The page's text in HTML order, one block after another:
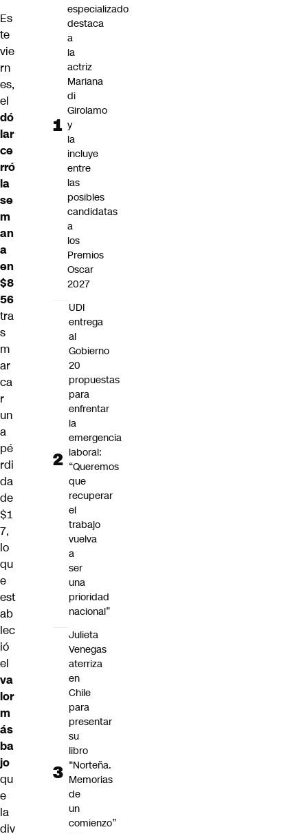
Es
te
vie
rn
es,
el
dó
lar
ce
rró
la
se
m
an
a
en
$8
56
tra
s
m
ar
ca
r
un
a
pé
rdi
da
de
$1
7,
lo
qu
e
est
ab
lec
ió
el
va
lor
m
ás
ba
jo
qu
e
la
div
especializado
destaca
a
la
actriz
Mariana
di
Girolamo
y
la
incluye
entre
las
posibles
candidatas
a
los
Premios
Oscar
2027
UDI
entrega
al
Gobierno
20
propuestas
para
enfrentar
la
emergencia
laboral:
“Queremos
que
recuperar
el
trabajo
vuelva
a
ser
una
prioridad
nacional”
Julieta
Venegas
aterriza
en
Chile
para
presentar
su
libro
“Norteña.
Memorias
de
un
comienzo”